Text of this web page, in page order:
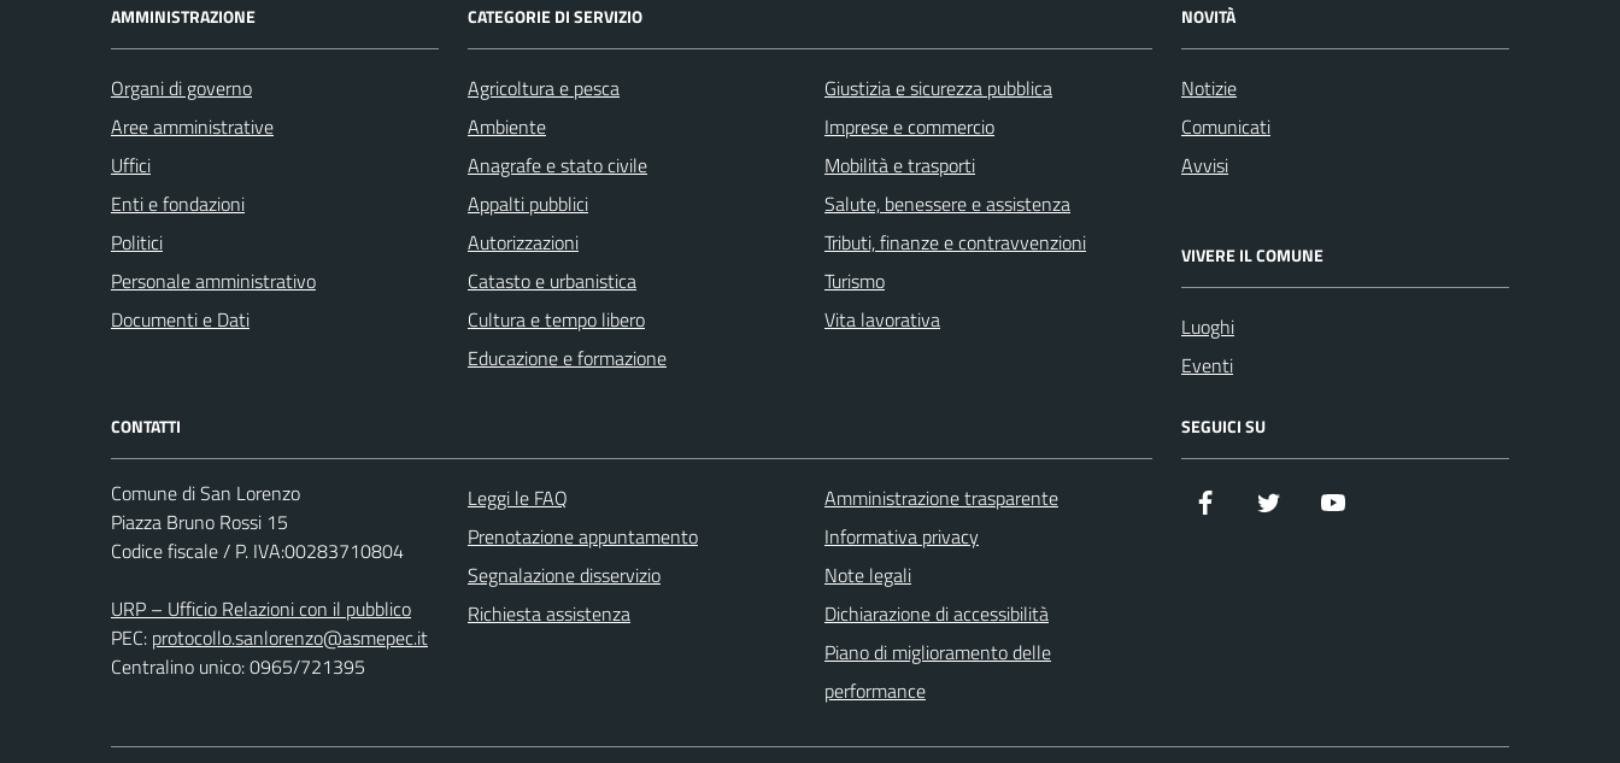
AMMINISTRAZIONE
Organi di governo
Aree amministrative
Uffici
Enti e fondazioni
Politici
Personale amministrativo
Documenti e Dati
CATEGORIE DI SERVIZIO
Agricoltura e pesca
Ambiente
Anagrafe e stato civile
Appalti pubblici
Autorizzazioni
Catasto e urbanistica
Cultura e tempo libero
Educazione e formazione
Giustizia e sicurezza pubblica
Imprese e commercio
Mobilità e trasporti
Salute, benessere e assistenza
Tributi, finanze e contravvenzioni
Turismo
Vita lavorativa
NOVITÀ
Notizie
Comunicati
Avvisi
VIVERE IL COMUNE
Luoghi
Eventi
CONTATTI
Comune di San Lorenzo
Piazza Bruno Rossi 15
Codice fiscale / P. IVA:00283710804
URP – Ufficio Relazioni con il pubblico
PEC: protocollo.sanlorenzo@asmepec.it
Centralino unico: 0965/721395
Leggi le FAQ
Prenotazione appuntamento
Segnalazione disservizio
Richiesta assistenza
Amministrazione trasparente
Informativa privacy
Note legali
Dichiarazione di accessibilità
Piano di miglioramento delle
performance
SEGUICI SU
Facebook Twitter